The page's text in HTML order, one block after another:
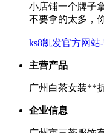
小店铺一个牌子
不要拿的太多，
ks8凯发官方网
主营产品
广州白茶女装**
企业信息